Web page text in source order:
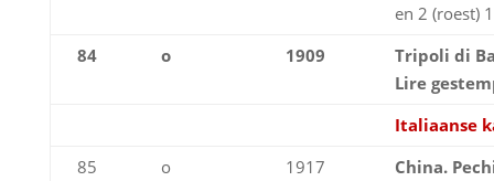
en 2 (roest)
84
o 1909
Tripoli di
Lire
Italiaanse
85
o 1917
China.